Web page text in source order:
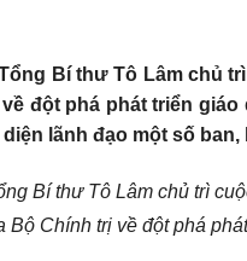
Bí thư Tô Lâm chủ
đột phá phát triển
lãnh đạo một số
Bí thư Tô Lâm chủ trì
Bộ Chính trị về đột phá